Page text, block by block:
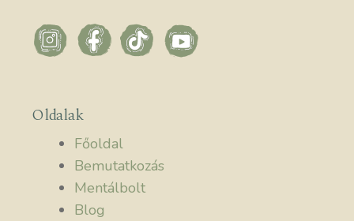
Oldalak
Főoldal
Bemutatkozás
Mentálbolt
Blog